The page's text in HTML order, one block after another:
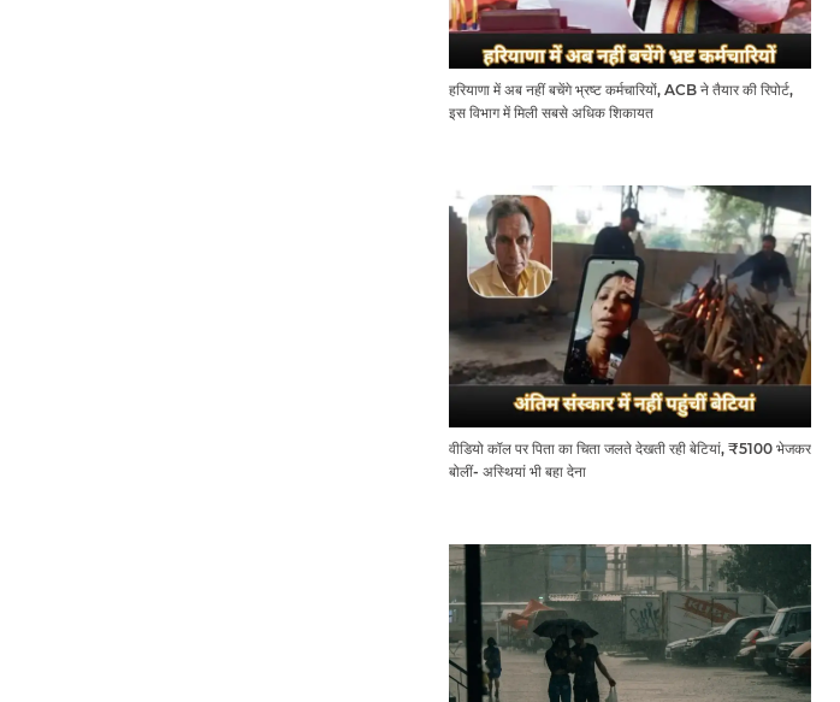
हरियाणा में अब नहीं बचेंगे भ्रष्ट कर्मचारियों, ACB ने तैयार की रिपोर्ट,
इस विभाग में मिली सबसे अधिक शिकायत
वीडियो कॉल पर पिता का चिता जलते देखती रही बेटियां, ₹5100 भेजकर
बोलीं- अस्थियां भी बहा देना